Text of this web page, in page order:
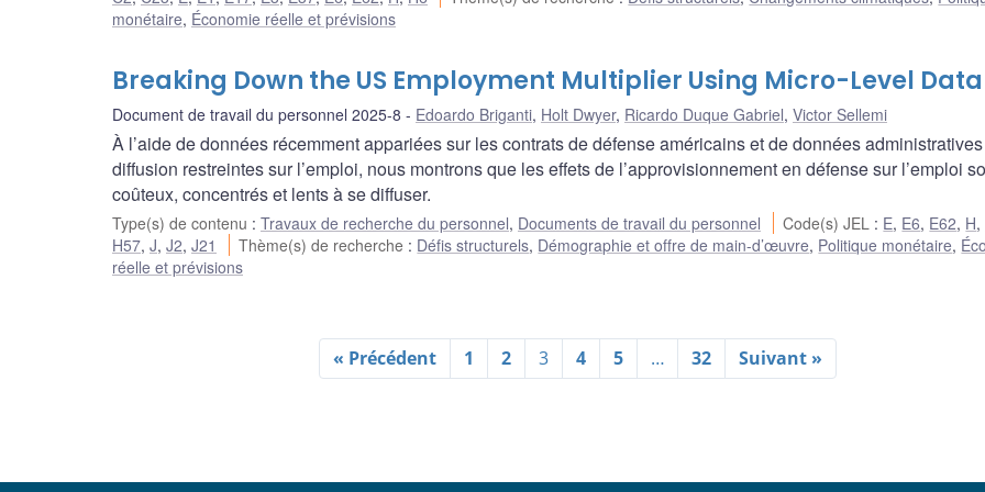
monétaire, Économie réelle et prévisions
Breaking Down the US Employment Multiplier Using Micro­-Level Data
Document de travail du personnel 2025-8 Edoardo Briganti, Holt Dwyer, Ricardo Duque Gabriel, Victor Sellemi
À l’aide de données récemment appariées sur les contrats de défense américains et de données
diffusion restreintes sur l’emploi, nous montrons que les effets de l’approvisionnement en défense sur l’emploi
coûteux, concentrés et lents à se diffuser.
Type(s) de contenu : Travaux de recherche du personnel, Documents de travail du personnel Code(s) JEL : E, E6, E62, H,
H57, J, J2, J21 Thème(s) de recherche : Défis structurels, Démographie et offre de main-d’œuvre, Politique monétaire,
réelle et prévisions
« Précédent 1 2 3 4 5 … 32 Suivant »